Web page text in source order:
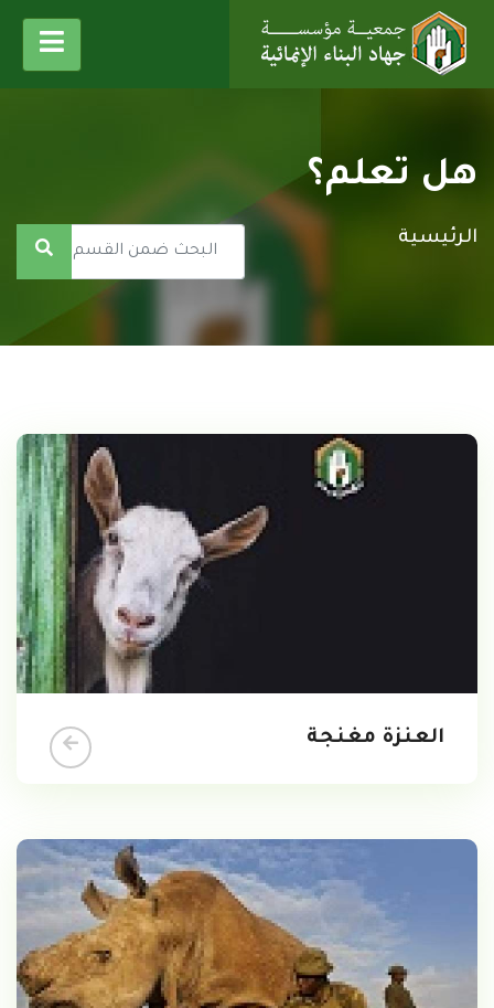
هل تعلم؟
الرئيسية
العنزة مغنجة